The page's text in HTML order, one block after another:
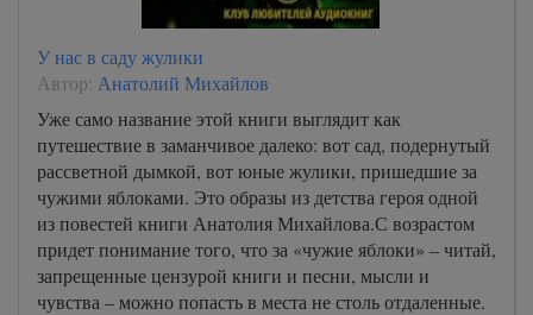
У нас в саду жулики
Автор: Анатолий Михайлов
Уже само название этой книги выглядит как
путешествие в заманчивое далеко: вот сад, подернутый
рассветной дымкой, вот юные жулики, пришедшие за
чужими яблоками. Это образы из детства героя одной
из повестей книги Анатолия Михайлова.С возрастом
придет понимание того, что за «чужие яблоки» – читай,
запрещенные цензурой книги и песни, мысли и
чувства – можно попасть в места не столь отдаленные.